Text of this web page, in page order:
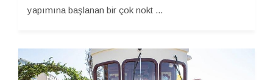
yapımına başlanan bir çok nokt ...